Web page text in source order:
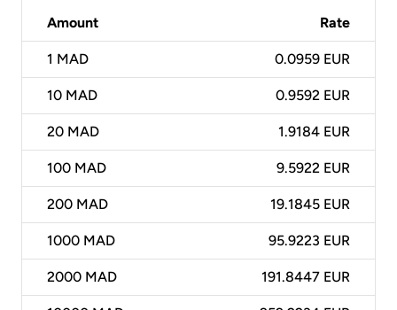
Amount Rate
1 MAD 0.0959 EUR
10 MAD 0.9592 EUR
20 MAD 1.9184 EUR
100 MAD 9.5922 EUR
200 MAD 19.1845 EUR
1000 MAD 95.9223 EUR
2000 MAD 191.8447 EUR